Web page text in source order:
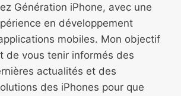
Génération iPhone, avec une
en développement
mobiles. Mon objectif
de vous tenir informés des
actualités et des
des iPhones pour que